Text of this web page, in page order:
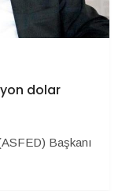
dolar
Başkanı